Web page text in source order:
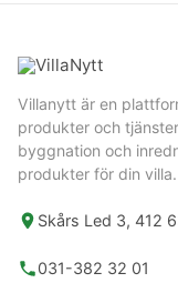
Villanytt är en
produkter och
byggnation och
produkter för din villa.
Skårs Led 3, 412
031-382 32 01